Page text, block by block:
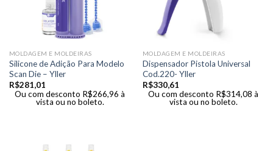
MOLDAGEM E MOLDEIRAS
Silicone de Adição Para Modelo
Scan Die – Yller
R$281,01
Ou com desconto R$266,96 à
vista ou no boleto.
MOLDAGEM E MOLDEIRAS
Dispensador Pistola Universal
Cod.220- Yller
R$330,61
Ou com desconto R$314,08 à
vista ou no boleto.